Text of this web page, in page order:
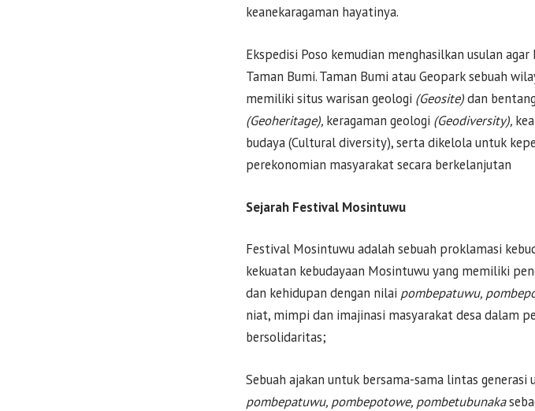
keanekaragaman hayatinya.
Ekspedisi Poso kemudian menghasilkan usulan
Taman Bumi. Taman Bumi atau Geopark sebuah
memiliki situs warisan geologi (Geosite)dan
(Geoheritage), keragaman geologi (Geodiversity),
budaya (Cultural diversity), serta dikelola untuk
perekonomian masyarakat secara berkelanjutan
Sejarah Festival Mosintuwu
Festival Mosintuwu adalah sebuah proklamasi
kekuatan kebudayaan Mosintuwu yang memiliki
dan kehidupan dengan nilai pombepatuwu,
niat, mimpi dan imajinasi masyarakat desa dalam
bersolidaritas;
Sebuah ajakan untuk bersama-sama lintas
pombepatuwu, pombepotowe, pombetubunaka